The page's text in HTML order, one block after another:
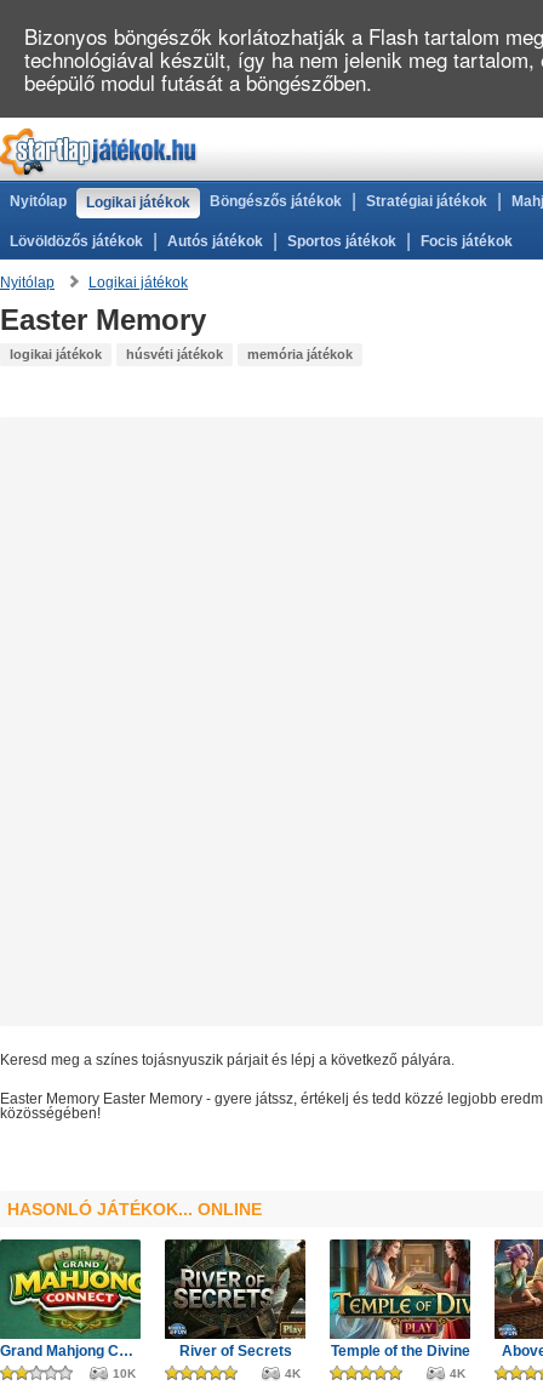
Nyitólap Logikai játékok Böngészős játékok Stratégiai játékok
Lövöldözős játékok Autós játékok Sportos játékok Focis játékok
Nyitólap Logikai játékok
Easter Memory
logikai játékok húsvéti játékok memória játékok
Keresd meg a színes tojásnyuszik párjait és lépj a következő pályára.
Easter Memory - gyere játssz, értékelj és tedd közzé legjobb
Easter Memory
közösségében!
HASONLÓ JÁTÉKOK... ONLINE
Grand Mahjong Connect
10K
River of Secrets
4K
Temple of the Divine
4K
Bizonyos böngészők korlátozhatják a Flash tartalom
technológiával készült, így ha nem jelenik meg
beépülő modul futását a böngészőben.